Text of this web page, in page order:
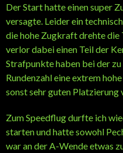
Der Start hatte einen super
versagte. Leider ein
die hohe Zugkraft drehte
verlor dabei einen Teil der
Strafpunkte haben bei der
Rundenzahl eine extrem
sonst sehr guten
Zum Speedflug durfte ich
starten und hatte sowohl
war an der A-Wende etwas